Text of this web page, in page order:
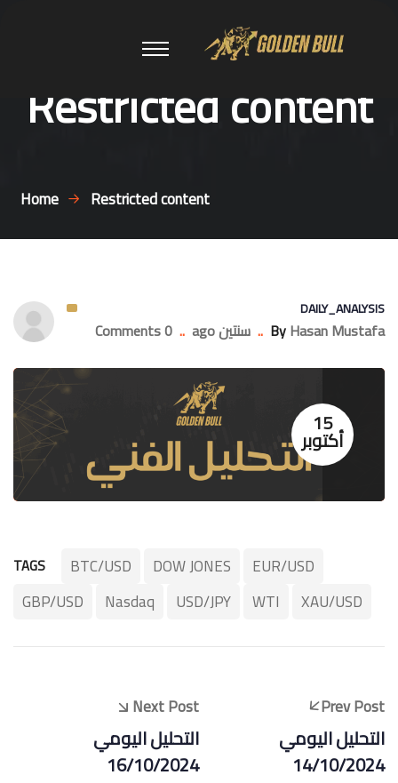
Restricted content
Home Restricted content
DAILY_ANALYSIS
ByHasan Mustafa
.. سنتين ago ..
0 Comments
15
أكتوبر
TAGS BTC/USD DOW JONES
EUR/USD
GBP/USD
Nasdaq USD/JPY WTI XAU/USD
Prev Post
التحليل اليومي
14/10/2024
Next Post
التحليل اليومي
16/10/2024